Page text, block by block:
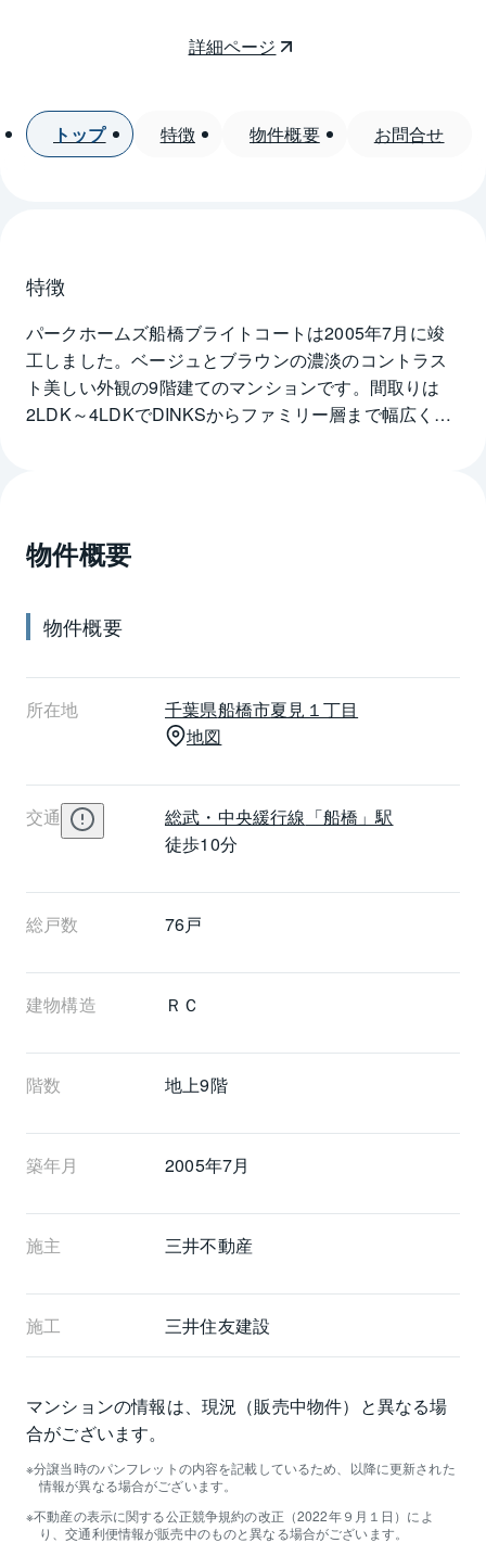
詳細ページ
トップ 特徴 物件概要 お問合せ
特徴
パークホームズ船橋ブライトコートは2005年7月に竣
工しました。ベージュとブラウンの濃淡のコントラス
ト美しい外観の9階建てのマンションです。間取りは
2LDK～4LDKでDINKSからファミリー層まで幅広く対
す。バルコニーにはスロップシンクが設置されていて
ガーデニングを楽しむのにも便利です。また各居室に
ネット環境も快適です。パークホームズ船橋ブライト
があるので子育てにも安心の立地です。パークホーム
ズ船橋ブライトコートはJR総武・中央緩行線船橋駅か
ら徒歩10分です。駅前にはデパートや大型スーパーが
物件概要
物件概要
所在地 千葉県船橋市夏見１丁目
地図
交通 総武・中央緩行線 「船橋」駅
徒歩10分
総戸数 76戸
建物構造 ＲＣ
階数 地上9階
築年月 2005年7月
施主 三井不動産
施工 三井住友建設
マンションの情報は、現況（販売中物件）と異なる場
合がございます。
分譲当時のパンフレットの内容を記載しているため、以降に更新された
情報が異なる場合がございます。
不動産の表示に関する公正競争規約の改正（2022年９月１日）によ
り、交通利便情報が販売中のものと異なる場合がございます。